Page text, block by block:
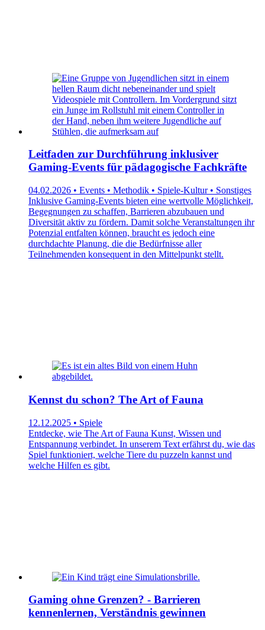
Leitfaden zur Durchführung inklusiver
Gaming-Events für pädagogische Fachkräfte
04.02.2026 • Events • Methodik • Spiele-Kultur • Sonstiges
Inklusive Gaming-Events bieten eine wertvolle Möglichkeit,
Begegnungen zu schaffen, Barrieren abzubauen und
Diversität aktiv zu fördern. Damit solche Veranstaltungen ihr
Potenzial entfalten können, braucht es jedoch eine
durchdachte Planung, die die Bedürfnisse aller
Teilnehmenden konsequent in den Mittelpunkt stellt.
Kennst du schon? The Art of Fauna
12.12.2025 • Spiele
Entdecke, wie The Art of Fauna Kunst, Wissen und
Entspannung verbindet. In unserem Text erfährst du, wie das
Spiel funktioniert, welche Tiere du puzzeln kannst und
welche Hilfen es gibt.
Gaming ohne Grenzen? - Barrieren
kennenlernen, Verständnis gewinnen